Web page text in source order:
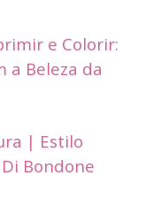
e Colorir:
a Beleza da
| Estilo
Bondone